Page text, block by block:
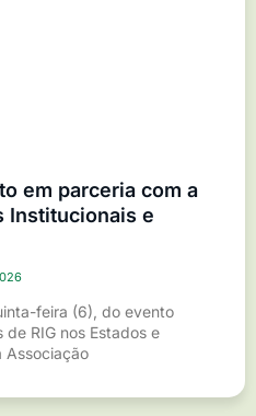
em parceria com a
Institucionais e
feira (6), do evento
de RIG nos Estados e
Associação